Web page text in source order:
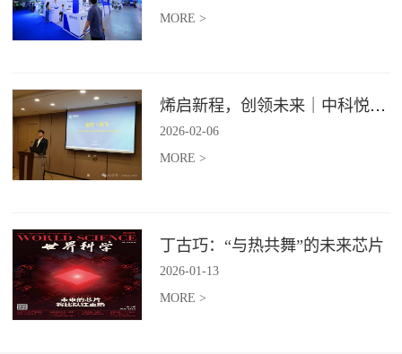
MORE >
烯启新程，创领未来｜中科悦达2025年度总结表彰大会圆满召开！
2026-02-06
MORE >
丁古巧：“与热共舞”的未来芯片
2026-01-13
MORE >